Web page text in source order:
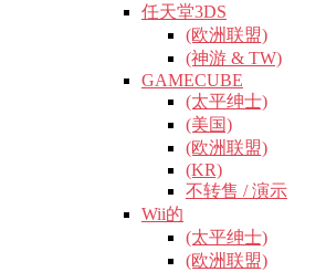
任天堂3DS
(欧洲联盟)
(神游 & TW)
GAMECUBE
(太平绅士)
(美国)
(欧洲联盟)
(KR)
不转售 / 演示
Wii的
(太平绅士)
(欧洲联盟)